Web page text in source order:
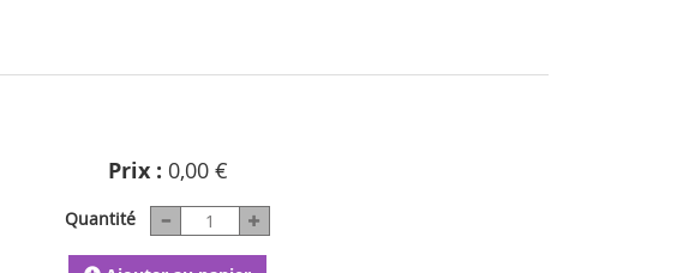
Prix : 0,00 €
Quantité